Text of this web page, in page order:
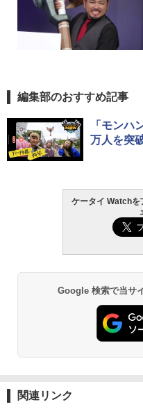
編集部のおすすめ記事
「モンハ
万人を突
ケータイ Watchを
Google 検索で当サ
関連リンク